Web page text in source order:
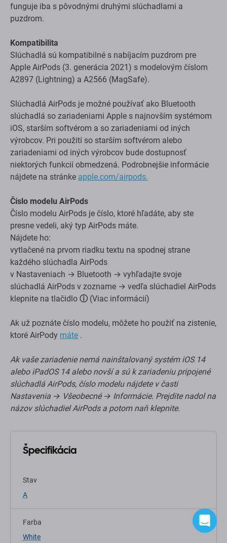
funguje iba s pôvodnými druhými slúchadlami a
puzdrom.
Kompatibilita
Slúchadlá sú kompatibilné s nabíjacím puzdrom pre
Apple AirPods (3. generácia 2021) s modelovým číslom
A2897 (Lightning) a A2566 (MagSafe).
Slúchadlá AirPods je možné používať ako Bluetooth
slúchadlá so zariadeniami Apple s najnovším systémom
iOS, starším softvérom a so zariadeniami od iných
výrobcov. Pri použití so starším softvérom alebo
zariadeniami od iných výrobcov bude dostupnosť
niektorých funkcií obmedzená. Podrobnejšie informácie
nájdete na stránke apple.com/airpods.
Číslo modelu AirPods
Číslo modelu AirPods je číslo, ktoré hľadáte, aby ste
presne vedeli, aký typ AirPods máte.
Nájdete ho:
vytlačené na prvom riadku textu na spodnej strane
každého slúchadla AirPods
v Nastaveniach → Bluetooth → vyhľadajte svoje
slúchadlá AirPods v zozname → vedľa slúchadiel AirPods
klepnite na tlačidlo ⓘ (Viac informácií)
Ak už poznáte číslo modelu, môžete ho použiť na zistenie,
ktoré AirPody máte .
Ak vaše zariadenie nemá nainštalovaný systém iOS 14
alebo iPadOS 14 alebo novší a sú k zariadeniu pripojené
slúchadlá AirPods, číslo modelu nájdete v časti
Nastavenia → Všeobecné → Informácie. Prejdite nadol na
názov slúchadiel AirPods a potom naň klepnite.
Špecifikácia
Stav
A
Farba
White